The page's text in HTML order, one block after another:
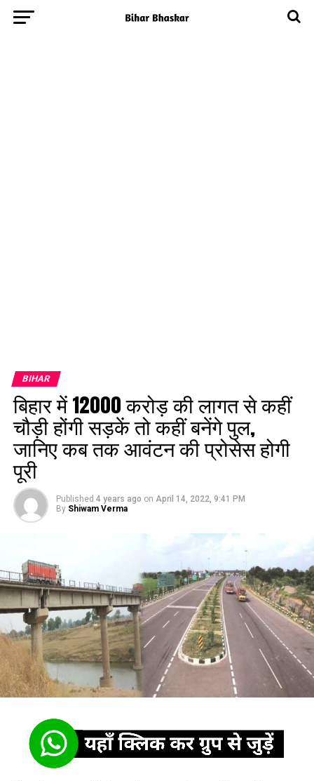
BIHAR
बिहार में ₹12000 करोड़ की लागत से कहीं
चौड़ी होंगी सड़कें तो कहीं बनेंगे पुल,
जानिए कब तक आवंटन की प्रोसेस होगी
पूरी
Published 4 years ago on April 14, 2022, 9:41 PM
By Shiwam Verma